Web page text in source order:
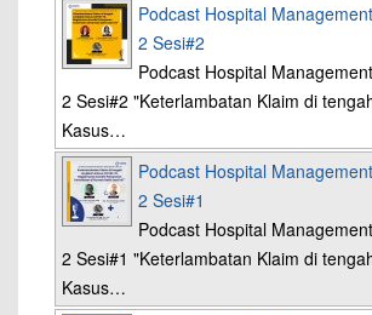
Podcast Hospital
2 Sesi#2
Podcast Hospital
2 Sesi#2 "Keterlambatan Klaim di
Kasus…
Podcast Hospital
2 Sesi#1
Podcast Hospital
2 Sesi#1 "Keterlambatan Klaim di
Kasus…